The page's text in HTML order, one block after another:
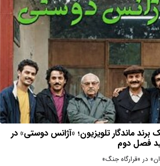
ماندگار تلویزیون؛ «آژانس دوستی» در
فصل دوم
در «قرارگاه جنگ»